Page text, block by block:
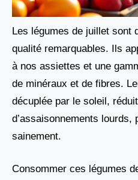
Les légumes de juillet sont
qualité remarquables. Ils
à nos assiettes et une
de minéraux et de fibres.
décuplée par le soleil,
d’assaisonnements
sainement.
Consommer ces légumes